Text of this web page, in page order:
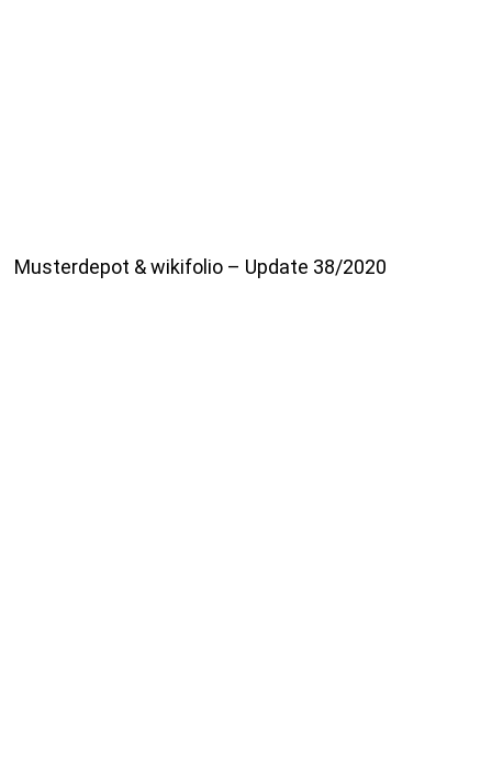
Musterdepot & wikifolio – Update 38/2020